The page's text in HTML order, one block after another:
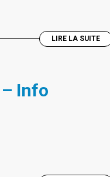
LIRE LA SUITE
– Info